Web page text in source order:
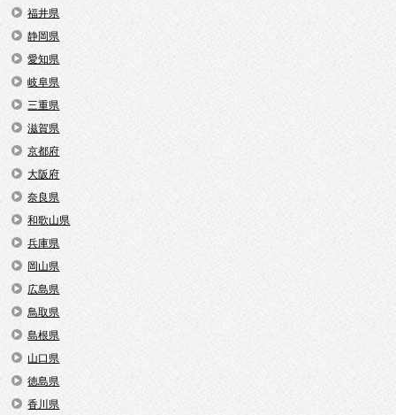
福井県
静岡県
愛知県
岐阜県
三重県
滋賀県
京都府
大阪府
奈良県
和歌山県
兵庫県
岡山県
広島県
鳥取県
島根県
山口県
徳島県
香川県